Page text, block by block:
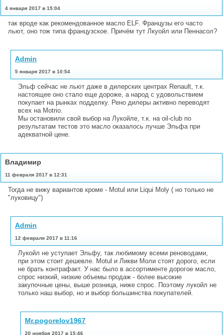
4 января 2017 в 15:04
так вроде как рекомендованное масло ELF. Французы его часто
льют, оно тож типа французское. Причём тут Лкуойл или Пеннасол?
Admin
5 января 2017 в 10:54
Эльф сейчас не льют даже в дилерских центрах Renault, т.к.
настоящее оно стало еще дороже, а народ с удовольствием
покупает на рынках подделку. Рено дилеры активно переводят
всех на Motrio.
Мы остановили свой выбор на Лукойле, т.к. на oil-club по
результатам тестов это масло оказалось лучше Эльфа при
адекватной цене.
Владимир
11 февраля 2017 в 12:31
Тогда не вижу вариантов кроме - Motul или Liqui Moly ( но только не
"луковицу")
Admin
12 февраля 2017 в 11:16
Лукойл не уступает Эльфу, так любимому всеми реноводами,
при этом стоит дешевле. Motul и Ликви Моли стоят дорого, если
не брать контрафакт. У нас было в ассортименте дорогое масло,
спрос низкий, низкие объемы продаж - более высокие
закупочные цены, выше розница, ниже спрос. Поэтому лукойл не
только наш выбор, но и выбор большинства покупателей.
Mr.pogorelov1967
20 ноября 2017 в 15:46